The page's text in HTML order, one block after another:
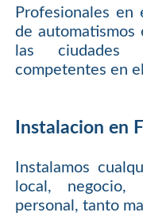
Profesionales
de automatismos
las ciudades
competentes en
Instalacion en
Instalamos
local,
personal, tanto